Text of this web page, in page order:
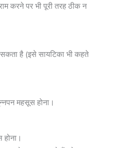
करने पर भी पूरी तरह ठीक न
है (इसे सायटिका भी कहते
महसूस होना।